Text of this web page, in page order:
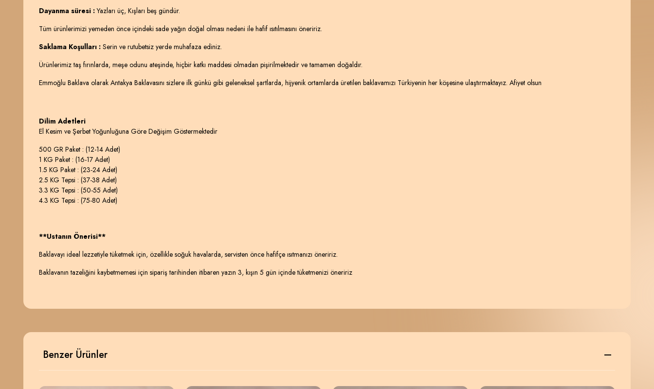
Dayanma süresi :Yazları üç, Kışları beş gündür.
Tüm ürünlerimizi yemeden önce içindeki sade yağın doğal olması nedeni ile hafif ısıtılmasını öneririz.
Saklama Koşulları : Serin ve rutubetsiz yerde muhafaza ediniz.
Ürünlerimiz taş fırınlarda, meşe odunu ateşinde, hiçbir katkı maddesi olmadan pişirilmektedir ve tamamen doğaldır.
Emmoğlu Baklava olarak Antakya Baklavasını sizlere ilk günkü gibi geleneksel şartlarda, hijyenik ortamlarda üretilen baklavamızı Türkiyenin her köşesine ulaştırmaktayız. Afiyet olsun
Dilim Adetleri
El Kesim ve Şerbet Yoğunluğuna Göre Değişim Göstermektedir
500 GR Paket : (12-14 Adet)
1 KG Paket : (16-17 Adet)
1.5 KG Paket : (23-24 Adet)
2.5 KG Tepsi : (37-38 Adet)
3.3 KG Tepsi : (50-55 Adet)
4.3 KG Tepsi : (75-80 Adet)
**Ustanın Önerisi**
Baklavayı ideal lezzetiyle tüketmek için, özellikle soğuk havalarda, servisten önce hafifçe ısıtmanızı öneririz.
Baklavanın tazeliğini kaybetmemesi için sipariş tarihinden itibaren yazın 3, kışın 5 gün içinde tüketmenizi öneririz
Benzer Ürünler